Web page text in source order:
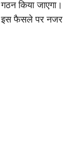
किया जाएगा।
इस फैसले पर नजर